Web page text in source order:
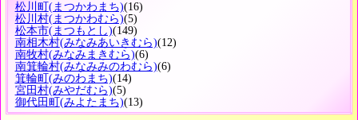
松川町 (まつかわまち)(16)
松川村(まつかわむら)(5)
松本市(まつもとし)(149)
南相木村(みなみあいきむら)(12)
南牧村(みなみまきむら)(6)
南箕輪村(みなみみのわむら)(6)
箕輪町 (みのわまち)(14)
宮田村(みやだむら)(5)
御代田町 (みよたまち)(13)